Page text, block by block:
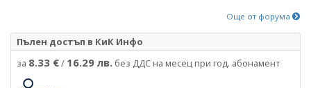
Още от форума
Пълен достъп в КиК Инфо
за 8.33 €/ 16.29 лв. без ДДС на месец при год. абонамент